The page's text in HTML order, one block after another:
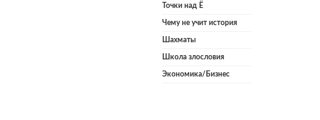
Точки над Ё
Чему не учит история
Шахматы
Школа злословия
Экономика/Бизнес